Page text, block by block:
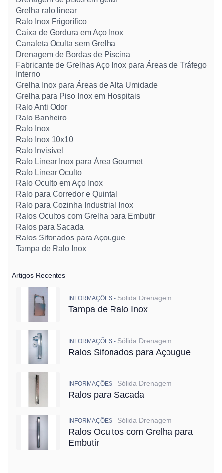
Grelha ralo linear
Ralo Inox Frigorífico
Caixa de Gordura em Aço Inox
Canaleta Oculta sem Grelha
Drenagem de Bordas de Piscina
Fabricante de Grelhas Aço Inox para Áreas de Tráfego
Interno
Grelha Inox para Áreas de Alta Umidade
Grelha para Piso Inox em Hospitais
Ralo Anti Odor
Ralo Banheiro
Ralo Inox
Ralo Inox 10x10
Ralo Invisível
Ralo Linear Inox para Área Gourmet
Ralo Linear Oculto
Ralo Oculto em Aço Inox
Ralo para Corredor e Quintal
Ralo para Cozinha Industrial Inox
Ralos Ocultos com Grelha para Embutir
Ralos para Sacada
Ralos Sifonados para Açougue
Tampa de Ralo Inox
Artigos Recentes
INFORMAÇÕES - Sólida Drenagem
Tampa de Ralo Inox
INFORMAÇÕES - Sólida Drenagem
Ralos Sifonados para Açougue
INFORMAÇÕES - Sólida Drenagem
Ralos para Sacada
INFORMAÇÕES - Sólida Drenagem
Ralos Ocultos com Grelha para
Embutir